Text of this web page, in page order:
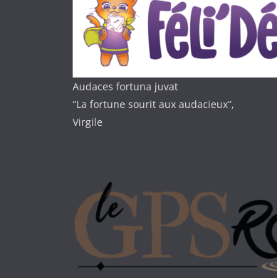
Audaces fortuna juvat
“La fortune sourit aux audacieux”,
Virgile